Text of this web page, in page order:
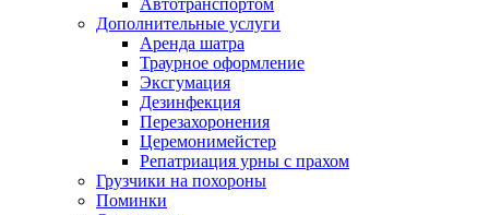
Автотранспортом
Дополнительные услуги
Аренда шатра
Траурное оформление
Эксгумация
Дезинфекция
Перезахоронения
Церемонимейстер
Репатриация урны с прахом
Грузчики на похороны
Поминки